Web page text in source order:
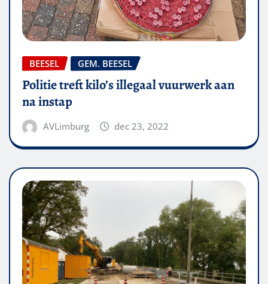
BEESEL GEM. BEESEL
Politie treft kilo’s illegaal vuurwerk aan
na instap
AVLimburg dec 23, 2022